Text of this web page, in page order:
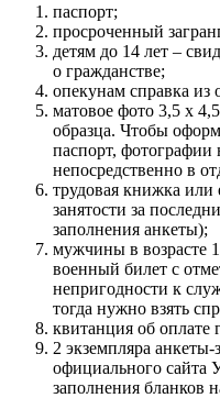
паспорт;
просроченный
детям до 14 лет –
о гражданстве;
опекунам справка из
матовое фото 3,5 х
образца. Чтобы
паспорт,
непосредственно в
трудовая книжка или
занятости за
заполнения анкеты);
мужчины в возрасте
военный билет с
непригодности к
тогда нужно взять
квитанция об
2 экземпляра
официального
заполнения бланков